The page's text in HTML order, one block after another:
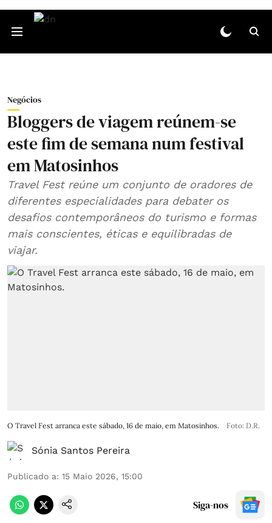
Negócios
Bloggers de viagem reúnem-se
este fim de semana num festival
em Matosinhos
Travel Fest reúne um conjunto de oradores de
diferentes especialidades para debater os
desafios contemporâneos do turismo e formas
mais conscientes, éticas e equilibradas de
viajar.
O Travel Fest arranca este sábado, 16 de maio, em Matosinhos. Foto: D.R.
Sónia Santos Pereira
Publicado a: 15 Maio 2026, 15:00
Siga-nos